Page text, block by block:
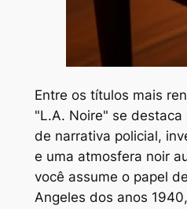
Entre os títulos mais
"L.A. Noire" se
de narrativa policial,
e uma atmosfera noir
você assume o papel
Angeles dos anos